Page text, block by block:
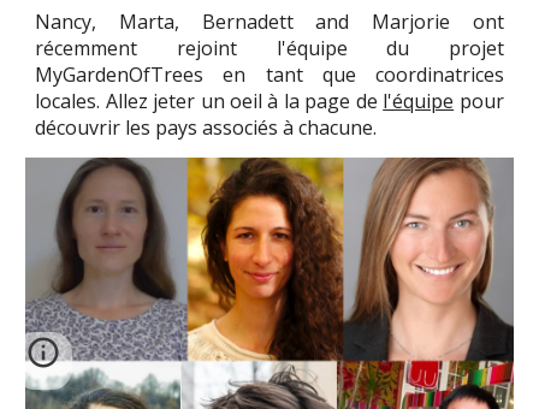
Nancy, Marta, Bernadett and Marjorie ont
récemment rejoint l'équipe du projet
MyGardenOfTrees en tant que coordinatrices
locales. Allez jeter un oeil à la page de l'équipe pour
découvrir les pays associés à chacune.